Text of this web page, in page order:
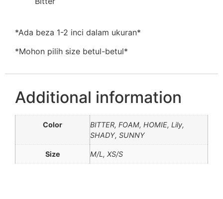
*Ada beza 1-2 inci dalam ukuran*
*Mohon pilih size betul-betul*
Additional information
Color
BITTER, FOAM, HOMIE, Lily,
SHADY, SUNNY
Size M/L, XS/S